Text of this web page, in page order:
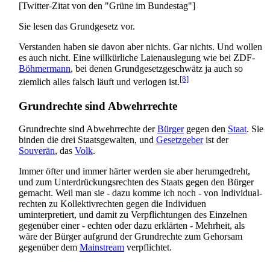
[Twitter-Zitat von den "Grüne im Bundestag"]
Sie lesen das Grundgesetz vor.
Verstanden haben sie davon aber nichts. Gar nichts. Und wollen
es auch nicht. Eine willkürliche Laienauslegung wie bei ZDF-
Böhmermann, bei denen Grundgesetz­geschwätz ja auch so
ziemlich alles falsch läuft und verlogen ist.[8]
Grundrechte sind Abwehrrechte
Grundrechte sind Abwehrrechte derBürgergegen den Staat. Sie
binden die drei Staatsgewalten, und Gesetzgeberist der
Souverän, das Volk.
Immer öfter und immer härter werden sie aber herumgedreht,
und zum Unterdrückungs­rechten des Staats gegen den Bürger
gemacht. Weil man sie - dazu komme ich noch - von Individual­
rechten zu Kollektiv­rechten gegen die Individuen
uminterpretiert, und damit zu Verpflichtungen des Einzelnen
gegenüber einer - echten oder dazu erklärten - Mehrheit, als
wäre der Bürger aufgrund der Grundrechte zum Gehorsam
gegenüber dem Mainstream verpflichtet.